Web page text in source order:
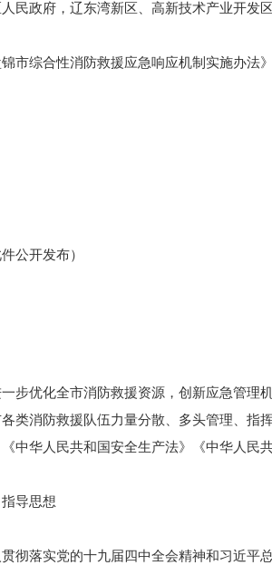
民政府，辽东湾新区、高新技术产业开发
综合性消防救援应急响应机制实施办法
开发布）
优化全市消防救援资源，创新应急管理机
类消防救援队伍力量分散、多头管理、指
中华人民共和国安全生产法》《中华人民
导思想
落实党的十九届四中全会精神和习近平总